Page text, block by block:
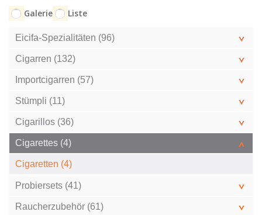
Galerie Liste
Eicifa-Spezialitäten (96)
Cigarren (132)
Importcigarren (57)
Stümpli (11)
Cigarillos (36)
Cigarettes (4)
Cigaretten (4)
Probiersets (41)
Raucherzubehör (61)